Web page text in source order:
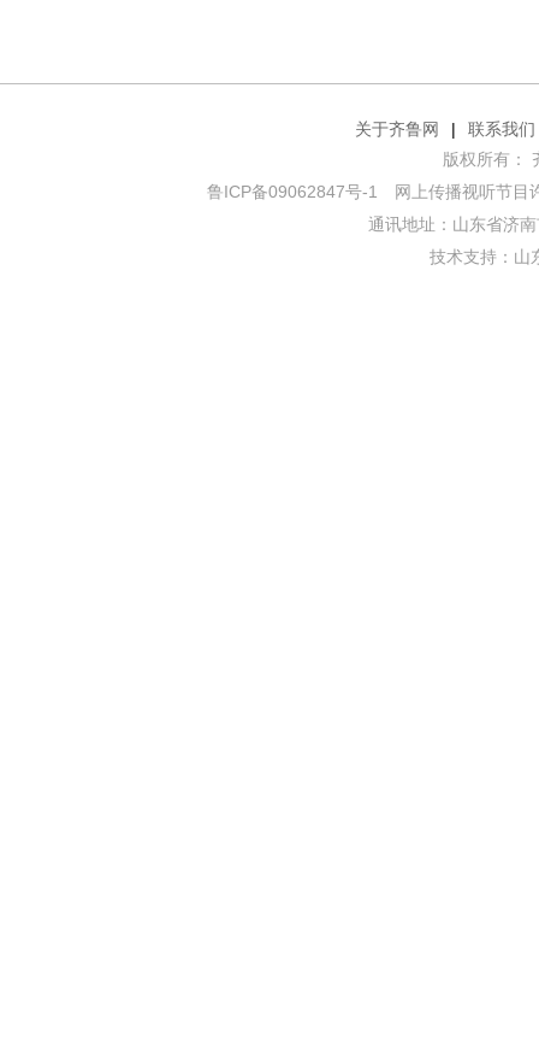
关于齐鲁网 |
联系我们
版权所有：
鲁ICP备09062847号-1 网上传播视听节目
通讯地址：山东省济
技术支持： 山